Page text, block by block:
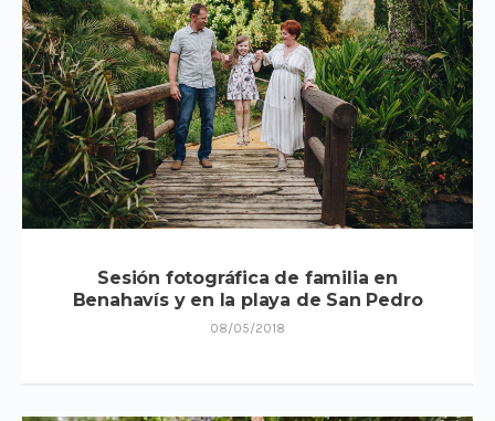
Sesión fotográfica de familia en
Benahavís y en la playa de San Pedro
08/05/2018